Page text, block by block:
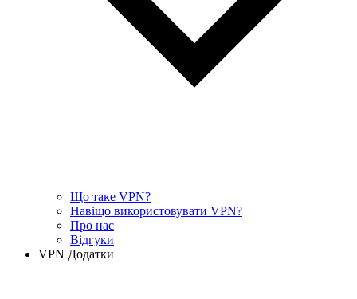
Що таке VPN?
Навіщо використовувати VPN?
Про нас
Відгуки
VPN Додатки